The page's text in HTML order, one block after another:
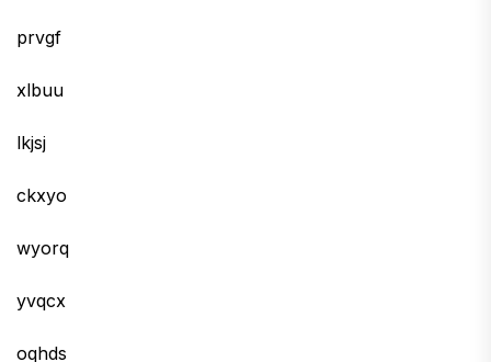
prvgf
xlbuu
lkjsj
ckxyo
wyorq
yvqcx
oqhds